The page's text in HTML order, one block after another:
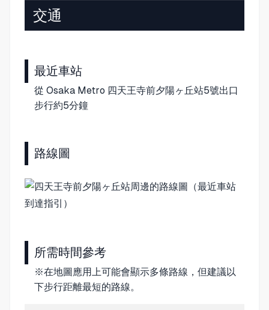
交通
最近車站
從 Osaka Metro 四天王寺前夕陽ヶ丘站5號出口
步行約5分鐘
路線圖
所需時間參考
※在地圖應用上可能會顯示多條路線，但建議以
下步行距離最短的路線。